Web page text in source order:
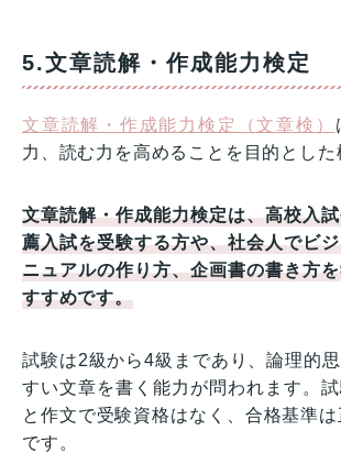
5.文章読解・作成能力検定
文章読解・作成能力検定（文章検）
力、読む力を高めることを目的とした
文章読解・作成能力検定は、高校入
薦入試を受験する方や、社会人でビ
ニュアルの作り方、企画書の書き方
すすめです。
試験は2級から4級まであり、論理的
すい文章を書く能力が問われます。
と作文で受験資格はなく、合格基準
です。